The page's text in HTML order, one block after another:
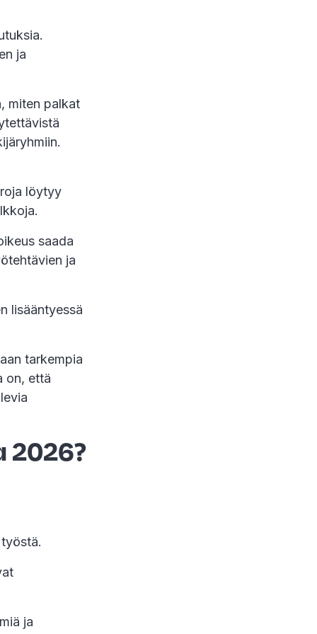
ja
miten palkat
löytyy
saada
ja
lisääntyessä
tarkempia
on, että
2026?
ja